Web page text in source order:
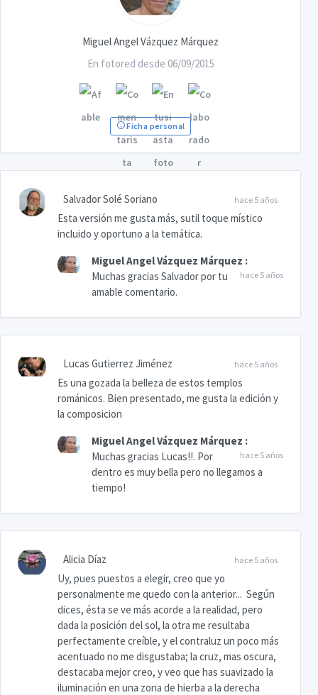
Miguel Angel Vázquez Márquez
En fotored desde 06/09/2015
Ficha personal
hace 5 años
Salvador Solé Soriano
Esta versión me gusta más, sutil toque místico
incluido y oportuno a la temática.
Miguel Angel Vázquez Márquez :
hace 5 años
Muchas gracias Salvador por tu
amable comentario.
hace 5 años
Lucas Gutierrez Jiménez
Es una gozada la belleza de estos templos
románicos. Bien presentado, me gusta la edición y
la composicion
Miguel Angel Vázquez Márquez :
hace 5 años
Muchas gracias Lucas!!. Por
dentro es muy bella pero no llegamos a
tiempo!
hace 5 años
Alicia Díaz
Uy, pues puestos a elegir, creo que yo
personalmente me quedo con la anterior... Según
dices, ésta se ve más acorde a la realidad, pero
dada la posición del sol, la otra me resultaba
perfectamente creíble, y el contraluz un poco más
acentuado no me disgustaba; la cruz, mas oscura,
destacaba mejor creo, y veo que has suavizado la
iluminación en una zona de hierba a la derecha